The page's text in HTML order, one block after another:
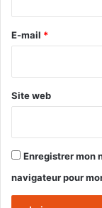
e
E-mail *
Site web
Enregistrer mon
navigateur pour